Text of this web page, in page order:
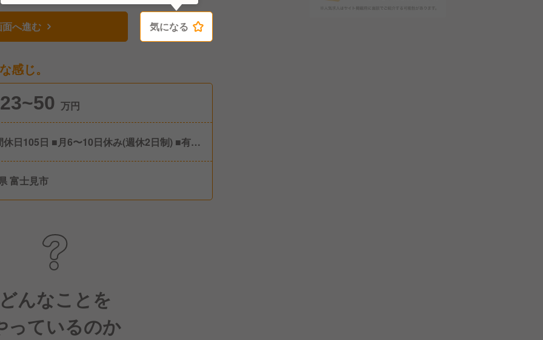
へ進む 気になる
感じ。
23~50 万円
休日105日 ■月6〜10日休み(週休2日制) ■有給
富士見市
んなことを
っているのか
気になる